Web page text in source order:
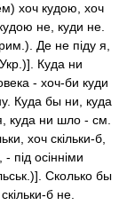
хоч кудою, хоч
не, куди не.
Де не піду я,
Куда ни
- хоч-би куди
Куда бы ни, куда
куда ни шло - см.
хоч скільки-б,
під осінніми
Сколько бы
б не.